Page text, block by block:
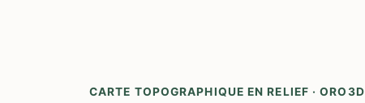
CARTE TOPOGRAPHIQUE EN RELIEF · ORO3D